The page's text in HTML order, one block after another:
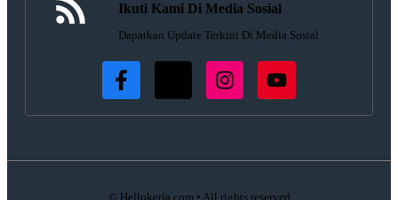
Ikuti Kami Di Media Sosial
Dapatkan Update Terkini Di Media Sosial
© Hellokerja.com • All rights reserved